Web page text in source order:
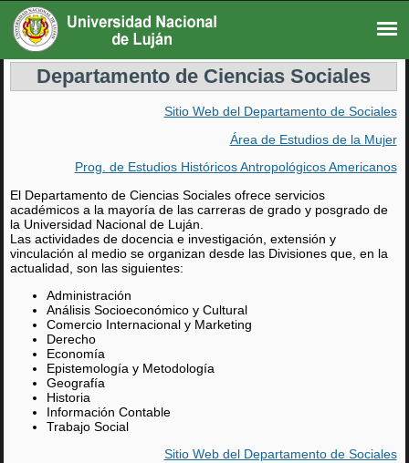
Departamento de Ciencias Sociales
Sitio Web del Departamento de Sociales
Área de Estudios de la Mujer
Prog. de Estudios Históricos Antropológicos Americanos
El Departamento de Ciencias Sociales ofrece servicios
académicos a la mayoría de las carreras de grado y posgrado de
la Universidad Nacional de Luján.
Las actividades de docencia e investigación, extensión y
vinculación al medio se organizan desde las Divisiones que, en la
actualidad, son las siguientes:
Administración
Análisis Socioeconómico y Cultural
Comercio Internacional y Marketing
Derecho
Economía
Epistemología y Metodología
Geografía
Historia
Información Contable
Trabajo Social
Sitio Web del Departamento de Sociales